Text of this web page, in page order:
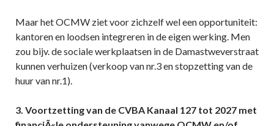
Maar het OCMW ziet voor zichzelf wel een opportuniteit:
kantoren en loodsen integreren in de eigen werking. Men
zou bijv. de sociale werkplaatsen in de Damastweverstraat
kunnen verhuizen (verkoop van nr.3 en stopzetting van de
huur van nr.1).
3. Voortzetting van de CVBA Kanaal 127 tot 2027 met